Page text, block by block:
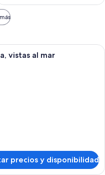
sala de estar moderna con un
vistas al mar
precios y disponibilidad